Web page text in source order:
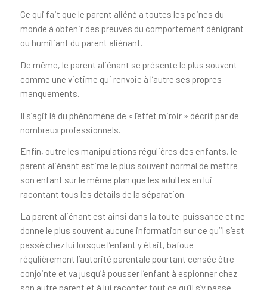
Ce qui fait que le parent aliéné a toutes les peines du
monde à obtenir des preuves du comportement dénigrant
ou humiliant du parent aliénant.
De même, le parent aliénant se présente le plus souvent
comme une victime qui renvoie à l’autre ses propres
manquements.
Il s’agit là du phénomène de « l’effet miroir » décrit par de
nombreux professionnels.
Enfin, outre les manipulations régulières des enfants, le
parent aliénant estime le plus souvent normal de mettre
son enfant sur le même plan que les adultes en lui
racontant tous les détails de la séparation.
La parent aliénant est ainsi dans la toute-puissance et ne
donne le plus souvent aucune information sur ce qu’il s’est
passé chez lui lorsque l’enfant y était, bafoue
régulièrement l’autorité parentale pourtant censée être
conjointe et va jusqu’à pousser l’enfant à espionner chez
son autre parent et à lui raconter tout ce qu’il s’y passe.